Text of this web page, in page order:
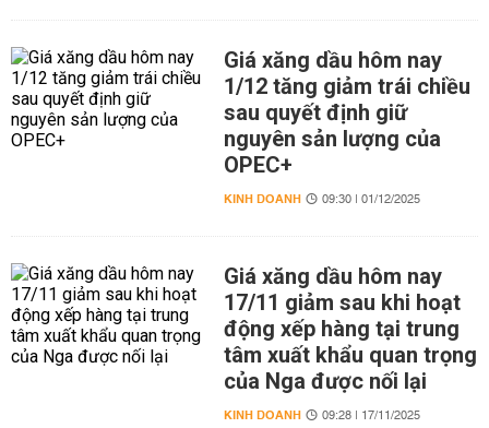
Giá xăng dầu hôm nay
1/12 tăng giảm trái chiều
sau quyết định giữ
nguyên sản lượng của
OPEC+
KINH DOANH 09:30 | 01/12/2025
Giá xăng dầu hôm nay
17/11 giảm sau khi hoạt
động xếp hàng tại trung
tâm xuất khẩu quan trọng
của Nga được nối lại
KINH DOANH 09:28 | 17/11/2025